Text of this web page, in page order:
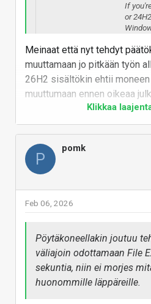
If
or
2026.
One of the most notable
controversial changes
Explorer.
The second biggest
Search experience
“Ask Copilot.”
Meinaat että nyt tehdyt
muuttamaan jo pitkään työn
26H2 sisältökin ehtii
muuttumaan ennen oikeaa
Klikkaa
P
pomk
Feb 06, 2026
Pöytäkoneellakin joutuu
väliajoin odottamaan File
sekuntia, niin ei morjes
huonommille läppäreille.